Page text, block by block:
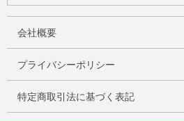
会社概要
プライバシーポリシー
特定商取引法に基づく表記